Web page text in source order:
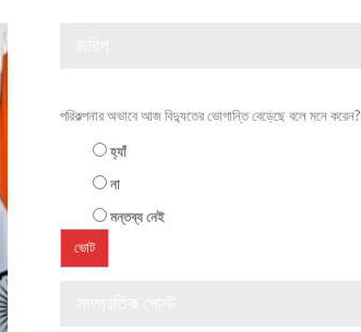
পরিকল্পনার অভাবে আজ বিদ্যুতের ভোগান্তি বেড়েছে বলে মনে করেন?
হ্যাঁ
না
মন্তব্য নেই